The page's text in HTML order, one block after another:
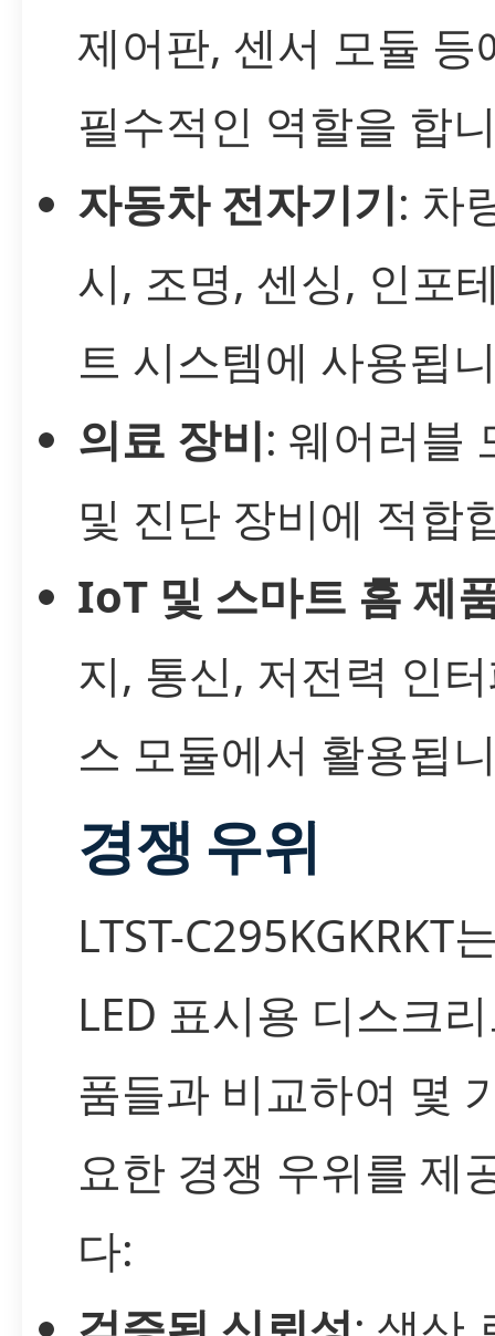
제어판, 센서 모듈 등
필수적인 역할을 합
자동차 전자기기: 차
시, 조명, 센싱, 인포
트 시스템에 사용됩
의료 장비: 웨어러블
및 진단 장비에 적합
IoT 및 스마트 홈 제
지, 통신, 저전력 인
스 모듈에서 활용됩
경쟁 우위
LTST-C295KGKRKT
LED 표시용 디스크
품들과 비교하여 몇
요한 경쟁 우위를 제
다: